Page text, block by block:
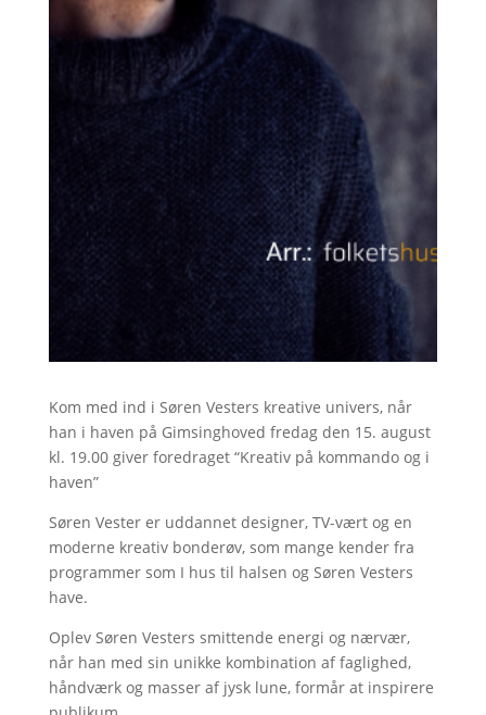
Kom med ind i Søren Vesters kreative univers, når
han i haven på Gimsinghoved fredag den 15. august
kl. 19.00 giver foredraget “Kreativ på kommando og i
haven”
Søren Vester er uddannet designer, TV-vært og en
moderne kreativ bonderøv, som mange kender fra
programmer som I hus til halsen og Søren Vesters
have.
Oplev Søren Vesters smittende energi og nærvær,
når han med sin unikke kombination af faglighed,
håndværk og masser af jysk lune, formår at inspirere